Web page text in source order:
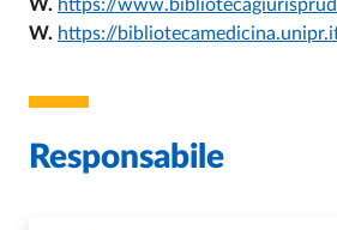
W. https://
W. https://
Responsabile